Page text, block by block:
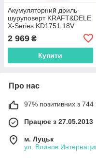
Акумуляторний дриль-
шуруповерт KRAFT&DELE
X-Series KD1751 18V
2 969 ₴
Купити
Про нас
97% позитивних з 744
Працює з 27.05.2013
м. Луцьк
ул. Воинов